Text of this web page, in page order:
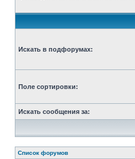
Искать в подфорумах:
Поле сортировки:
Искать сообщения за:
Список форумов